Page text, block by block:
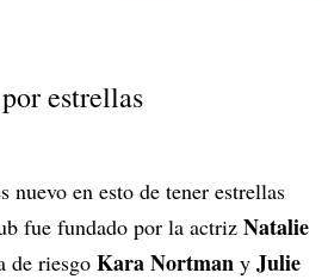
estrellas
en esto de tener estrellas
fue fundado por la actriz Natalie
de riesgo Kara Nortman y Julie